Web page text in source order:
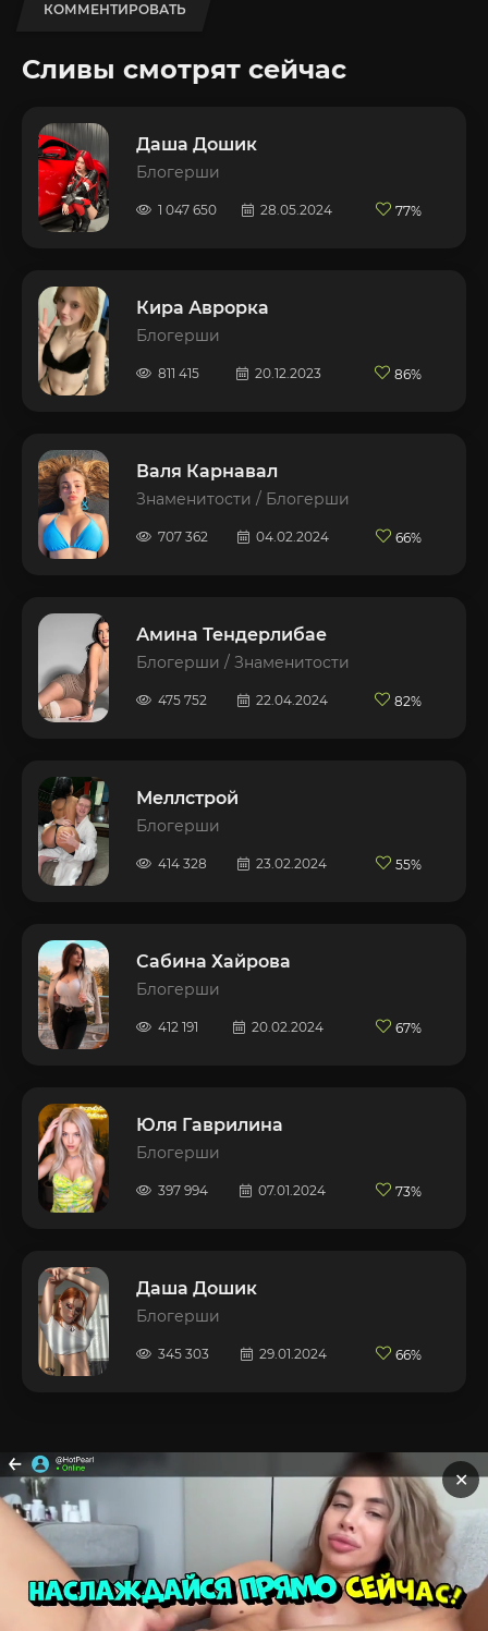
КОММЕНТИРОВАТЬ
Сливы смотрят сейчас
Даша Дошик
Блогерши
1 047 650 28.05.2024 77%
Кира Аврорка
Блогерши
811 415 20.12.2023 86%
Валя Карнавал
Знаменитости / Блогерши
707 362 04.02.2024 66%
Амина Тендерлибае
Блогерши / Знаменитости
475 752 22.04.2024 82%
Меллстрой
Блогерши
414 328 23.02.2024 55%
Сабина Хайрова
Блогерши
412 191 20.02.2024 67%
Юля Гаврилина
Блогерши
397 994 07.01.2024 73%
Даша Дошик
Блогерши
345 303 29.01.2024 66%
SLIV.COM
КАРТА САЙТА RSS ЛЕНТА ОБРАТНАЯ СВЯЗЬ
© 2025 Данный веб-сайт содержит контент для взрослых. Если
вам не исполнилось 18 лет, пожалуйста, немедленно закройте
✕